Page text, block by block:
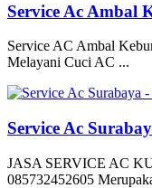
Service Ac Ambal
Service AC Ambal
Melayani Cuci AC ...
Service Ac
JASA SERVICE AC
085732452605